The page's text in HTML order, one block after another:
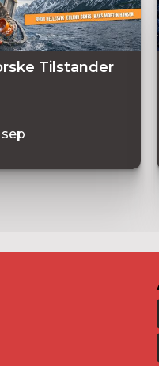
Tilstander
sep